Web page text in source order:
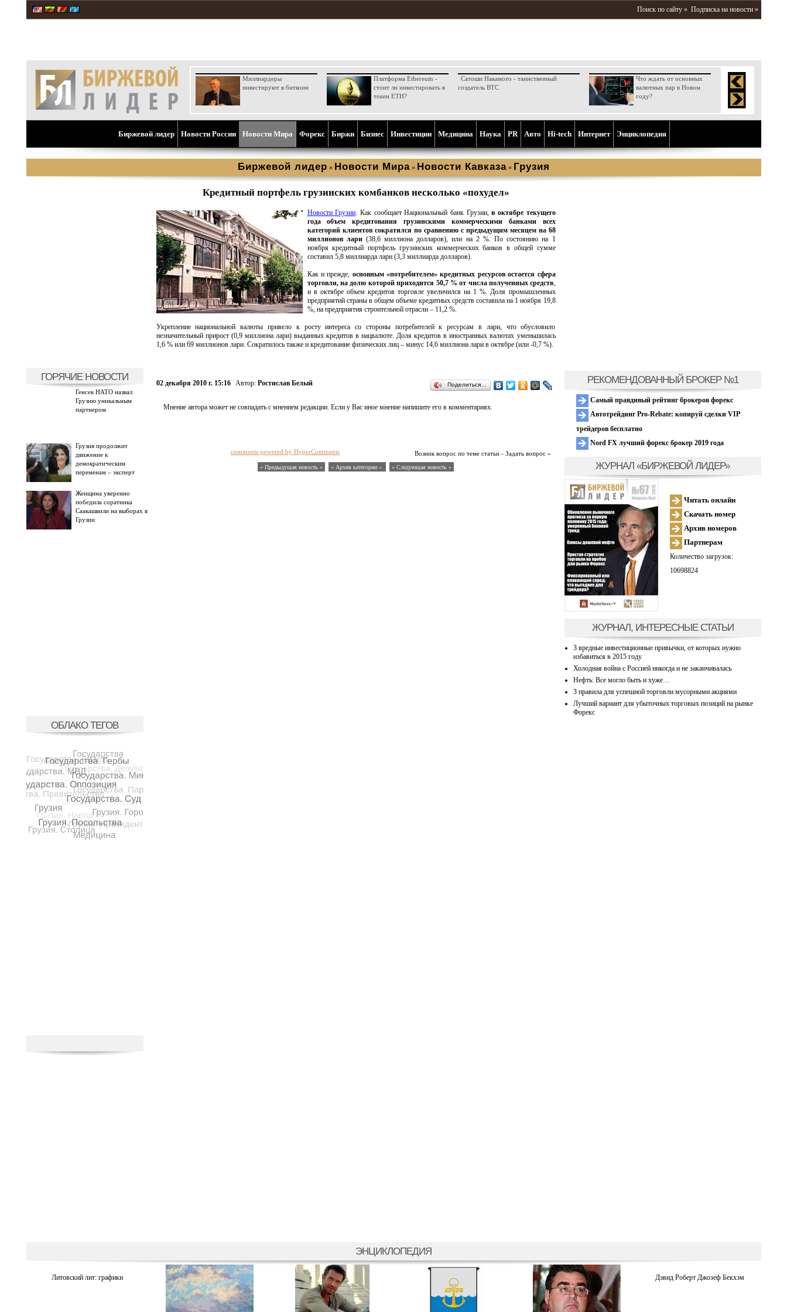
Поиск по сайту » Подписка на новости »
Миллиардеры
инвестируют в биткоин
Платформа Ethereum -
стоит ли инвестировать в
токен ETH?
Сатоши Накамото - таинственный
создатель BTC
Что ждать от основных
валютных пар в Новом
году?
Биржевой лидер Новости России Новости Мира Форекс Биржи Бизнес Инвестиции Медицина Наука PR Aвто Hi-tech Интернет Энциклопедия
Биржевой лидер » Новости Мира » Новости Кавказа » Грузия
ГОРЯЧИЕ НОВОСТИ
Генсек НАТО назвал
Грузию уникальным
партнером
Грузия продолжит
движение к
демократическим
переменам – эксперт
Женщина уверенно
победила соратника
Саакашвили на выборах в
Грузии
ОБЛАКО ТЕГОВ
Кредитный портфель грузинских комбанков несколько «похудел»
Новости Грузии. Как сообщает Национальный банк Грузии,в октябре текущего
года объем кредитования грузинскими коммерческими банками всех
категорий клиентов сократился по сравнению с предыдущим месяцем на 68
миллионов лари (38,6 миллиона долларов), или на 2 %. По состоянию на 1
ноября кредитный портфель грузинских коммерческих банков в общей сумме
составил 5,8 миллиарда лари (3,3 миллиарда долларов).
Как и прежде, основным «потребителем» кредитных ресурсов остается сфера
торговли, на долю которой приходится 50,7 % от числа полученных средств,
и в октябре объем кредитов торговле увеличился на 1 %. Доля промышленных
предприятий страны в общем объеме кредитных средств составила на 1 ноября 19,8
%, на предприятия строительной отрасли – 11,2 %.
Укрепление национальной валюты привело к росту интереса со стороны потребителей к ресурсам в лари, что обусловило
незначительный прирост (0,9 миллиона лари) выданных кредитов в нацвалюте. Доля кредитов в иностранных валютах уменьшилась
1,6 % или 69 миллионов лари. Сократилось также и кредитование физических лиц – минус 14,6 миллиона лари в октябре (или -0,7 %).
02 декабря 2010 г. 15:16 Автор: Ростислав Белый Поделиться…
Мнение автора может не совпадать с мнением редакции. Если у Вас иное мнение напишите его в комментариях.
Возник вопрос по теме статьи - Задать вопрос »
comments powered by HyperComments
« Предыдущая новость « » Архив категории « » Следующая новость »
РЕКОМЕНДОВАННЫЙ БРОКЕР №1
Самый правдивый рейтинг брокеров форекс
Автотрейдинг Pro-Rebate: копируй сделки VIP
трейдеров бесплатно
Nord FX лучший форекс брокер 2019 года
ЖУРНАЛ «БИРЖЕВОЙ ЛИДЕР»
Читать онлайн
Скачать номер
Архив номеров
Партнерам
Количество загрузок:
10698824
ЖУРНАЛ, ИНТЕРЕСНЫЕ СТАТЬИ
3 вредные инвестиционные привычки, от которых нужно
избавиться в 2015 году
Холодная война с Россией никогда и не заканчивалась
Нефть: Все могло быть и хуже…
3 правила для успешной торговли мусорными акциями
Лучший вариант для убыточных торговых позиций на рынке
Форекс
ЭНЦИКЛОПЕДИЯ
Литовский лит: графики Дэвид Роберт Джозеф Бекхэм